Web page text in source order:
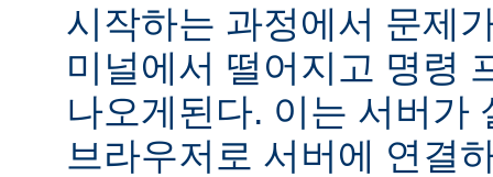
시작하는 과정에서 문제
미널에서 떨어지고 명령
나오게된다. 이는 서버가
브라우저로 서버에 연결